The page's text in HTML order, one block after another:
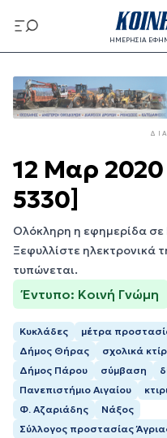
προς
το
περιεχόμενο
ΗΜΕΡΗΣΙΑ
προς
το
κυρίως
12 Μαρ
5330]
Ολόκληρη η εφημερίδα σε
Ξεφυλλίστε ηλεκτρονικά
τυπώνεται.
Έντυπο: Κοινή Γνώμη
Κυκλάδες μέτρα
Δήμος Θήρας
σχολικά
Δήμος Πάρου
σύμβαση
Πανεπιστήμιο Αιγαίου
Φ. Αζαριάδης
Νάξος
Σύλλογος προστασίας